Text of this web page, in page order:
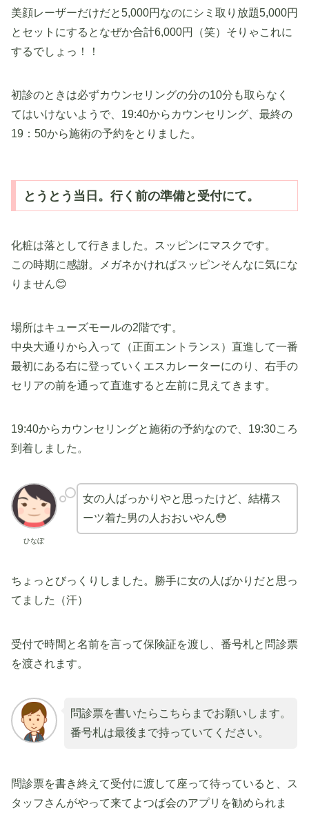
美顔レーザーだけだと5,000円なのにシミ取り放題5,000円
とセットにするとなぜか合計6,000円（笑）そりゃこれに
するでしょっ！！
初診のときは必ずカウンセリングの分の10分も取らなく
てはいけないようで、19:40からカウンセリング、最終の
19：50から施術の予約をとりました。
とうとう当日。行く前の準備と受付にて。
化粧は落として行きました。スッピンにマスクです。
この時期に感謝。メガネかければスッピンそんなに気にな
りません😊
場所はキューズモールの2階です。
中央大通りから入って（正面エントランス）直進して一番
最初にある右に登っていくエスカレーターにのり、右手の
セリアの前を通って直進すると左前に見えてきます。
19:40からカウンセリングと施術の予約なので、19:30ころ
到着しました。
ひなぼ
女の人ばっかりやと思ったけど、結構ス
ーツ着た男の人おおいやん😳
ちょっとびっくりしました。勝手に女の人ばかりだと思っ
てました（汗）
受付で時間と名前を言って保険証を渡し、番号札と問診票
を渡されます。
問診票を書いたらこちらまでお願いします。
番号札は最後まで持っていてください。
問診票を書き終えて受付に渡して座って待っていると、ス
タッフさんがやって来てよつば会のアプリを勧められま